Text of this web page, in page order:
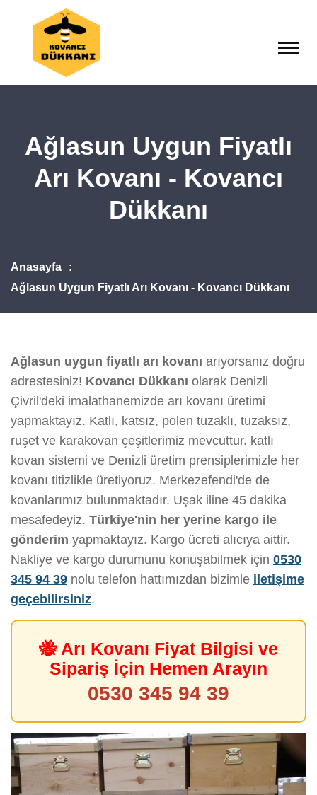
Ağlasun Uygun Fiyatlı
Arı Kovanı - Kovancı
Dükkanı
Anasayfa
Ağlasun Uygun Fiyatlı Arı Kovanı - Kovancı Dükkanı
Ağlasun uygun fiyatlı arı kovanı arıyorsanız doğru
adrestesiniz! Kovancı Dükkanı olarak Denizli
Çivril'deki imalathanemizde arı kovanı üretimi
yapmaktayız. Katlı, katsız, polen tuzaklı, tuzaksız,
ruşet ve karakovan çeşitlerimiz mevcuttur. katlı
kovan sistemi ve Denizli üretim prensiplerimizle her
kovanı titizlikle üretiyoruz. Merkezefendi'de de
kovanlarımız bulunmaktadır. Uşak iline 45 dakika
mesafedeyiz. Türkiye'nin her yerine kargo ile
gönderim yapmaktayız. Kargo ücreti alıcıya aittir.
Nakliye ve kargo durumunu konuşabilmek için 0530
345 94 39 nolu telefon hattımızdan bizimle iletişime
geçebilirsiniz.
🐝 Arı Kovanı Fiyat Bilgisi ve
Sipariş İçin Hemen Arayın
0530 345 94 39